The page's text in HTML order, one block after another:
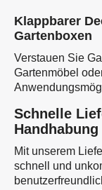
Klappbarer
Gartenboxen
Verstauen Sie
Gartenmöbel
Schnelle
Handhabung
Mit unserem
schnell und